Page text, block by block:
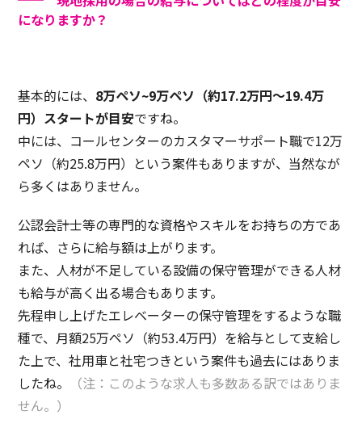
になりますか？
基本的には、 8万ペソ~9万ペソ（約17.2万円〜19.4万
円）スタートが目安ですね。
中には、コールセンターのカスタマーサポート職で12万
ペソ（約25.8万円）という案件もありますが、当然なが
ら多くはありません。
公認会計士等の専門的な資格やスキルをお持ちの方であ
れば、さらに給与額は上がります。
また、人材が不足している設備の保守管理ができる人材
も給与が高く出る場合もあります。
先程申し上げたエレベーターの保守管理をするような職
種で、月額25万ペソ（約53.4万円）を給与として支給し
た上で、社用車と社宅つきという案件も過去にはありま
したね。
（注：このような求人も多数ある訳ではありま
せん。）